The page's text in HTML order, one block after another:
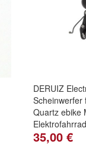
DERUIZ
Scheinwerfer
Quartz ebike
Elektrofahrrad
Scheinwerfer
35,00 €